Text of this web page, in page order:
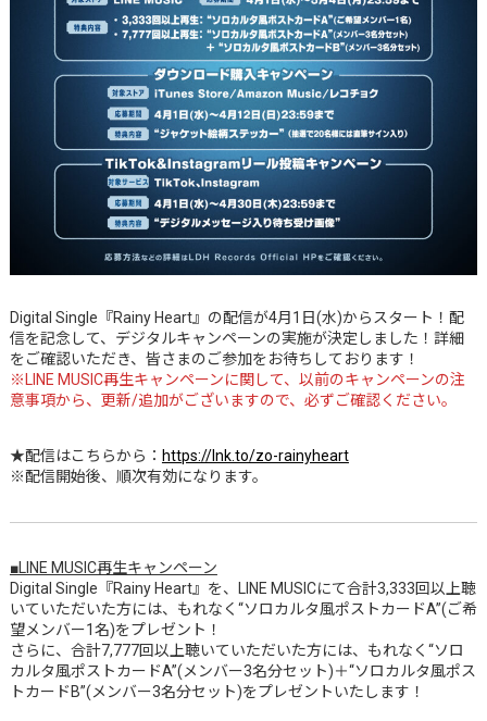
Digital Single『Rainy Heart』の配信が4月1日(水)からスタート！配
信を記念して、デジタルキャンペーンの実施が決定しました！詳細
をご確認いただき、皆さまのご参加をお待ちしております！
※LINE MUSIC再生キャンペーンに関して、以前のキャンペーンの注
意事項から、更新/追加がございますので、必ずご確認ください。
★配信はこちらから： https://lnk.to/zo-rainyheart
※配信開始後、順次有効になります。
■LINE MUSIC再生キャンペーン
Digital Single『Rainy Heart』を、LINE MUSICにて合計3,333回以上聴
いていただいた方には、もれなく“ソロカルタ風ポストカードA”(ご希
望メンバー1名)をプレゼント！
さらに、合計7,777回以上聴いていただいた方には、もれなく“ソロ
カルタ風ポストカードA”(メンバー3名分セット)＋“ソロカルタ風ポス
トカードB”(メンバー3名分セット)をプレゼントいたします！